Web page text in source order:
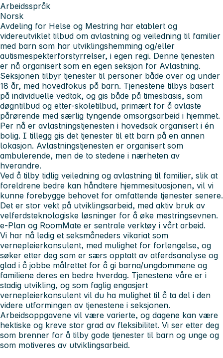
Arbeidsspråk
Norsk
Avdeling for Helse og Mestring har etablert og
videreutviklet tilbud om avlastning og veiledning til familier
med barn som har utviklingshemming og/eller
autismespekterforstyrrelser, i egen regi. Denne tjenesten
er nå organisert som en egen seksjon for Avlastning.
Seksjonen tilbyr tjenester til personer både over og under
18 år, med hovedfokus på barn. Tjenestene tilbys basert
på individuelle vedtak, og gis både på timesbasis, som
døgntilbud og etter-skoletilbud, primært for å avlaste
pårørende med særlig tyngende omsorgsarbeid i hjemmet.
Per nå er avlastningstjenesten i hovedsak organisert i én
bolig. I tillegg gis det tjenester til ett barn på en annen
lokasjon. Avlastningstjenesten er organisert som
ambulerende, men de to stedene i nærheten av
hverandre.
Ved å tilby tidlig veiledning og avlastning til familier, slik at
foreldrene bedre kan håndtere hjemmesituasjonen, vil vi
kunne forebygge behovet for omfattende tjenester senere.
Det er stor vekt på utviklingsarbeid, med aktiv bruk av
velferdsteknologiske løsninger for å øke mestringsevnen.
e-Plan og RoomMate er sentrale verktøy i vårt arbeid.
Vi har nå ledig et seksmåneders vikariat som
vernepleierkonsulent, med mulighet for forlengelse, og
søker etter deg som er særs opptatt av atferdsanalyse og
glad i å jobbe målrettet for å gi barna/ungdommene og
familiene deres en bedre hverdag. Tjenestene våre er i
stadig utvikling, og som faglig engasjert
vernepleierkonsulent vil du ha mulighet til å ta del i den
videre utformingen av tjenestene i seksjonen.
Arbeidsoppgavene vil være varierte, og dagene kan være
hektiske og kreve stor grad av fleksibilitet. Vi ser etter deg
som brenner for å tilby gode tjenester til barn og unge og
som motiveres av utviklingsarbeid.